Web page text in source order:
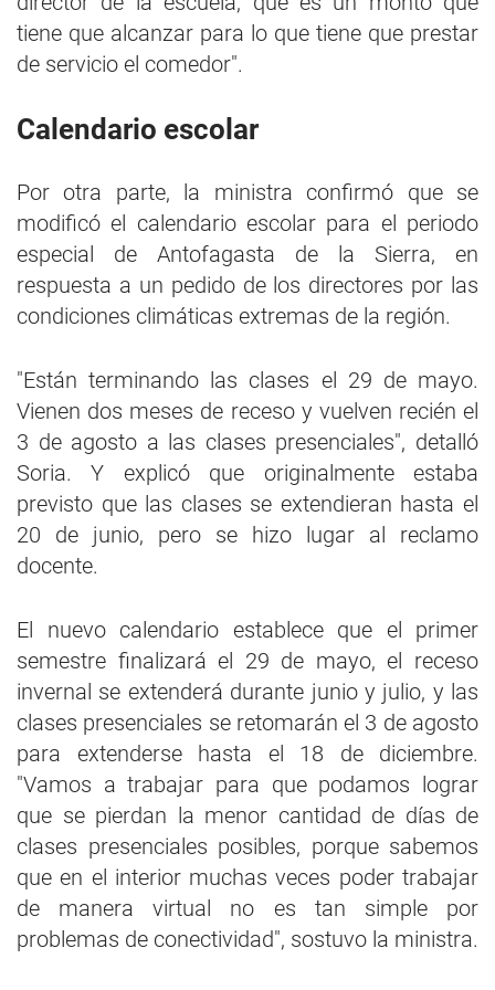
tiene que alcanzar para lo que tiene que prestar
de servicio el comedor".
Calendario escolar
Por otra parte, la ministra confirmó que se
modificó el calendario escolar para el periodo
especial de Antofagasta de la Sierra, en
respuesta a un pedido de los directores por las
condiciones climáticas extremas de la región.
"Están terminando las clases el 29 de mayo.
Vienen dos meses de receso y vuelven recién el
3 de agosto a las clases presenciales", detalló
Soria. Y explicó que originalmente estaba
previsto que las clases se extendieran hasta el
20 de junio, pero se hizo lugar al reclamo
docente.
El nuevo calendario establece que el primer
semestre finalizará el 29 de mayo, el receso
invernal se extenderá durante junio y julio, y las
clases presenciales se retomarán el 3 de agosto
para extenderse hasta el 18 de diciembre.
"Vamos a trabajar para que podamos lograr
que se pierdan la menor cantidad de días de
clases presenciales posibles, porque sabemos
que en el interior muchas veces poder trabajar
de manera virtual no es tan simple por
problemas de conectividad", sostuvo la ministra.